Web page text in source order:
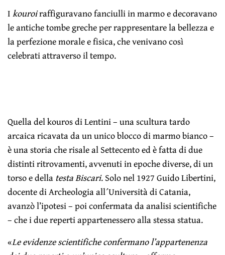
Ikouroiraffiguravano fanciulli in marmo e decoravano
le antiche tombe greche per rappresentare la bellezza e
la perfezione morale e fisica, che venivano così
celebrati attraverso il tempo.
Quella del kouros di Lentini – una scultura tardo
arcaica ricavata da un unico blocco di marmo bianco –
è una storia che risale al Settecento ed è fatta di due
distinti ritrovamenti, avvenuti in epoche diverse, di un
torso e dellatesta Biscari. Solo nel 1927 Guido Libertini,
docente di Archeologia all´Università di Catania,
avanzò l’ipotesi – poi confermata da analisi scientifiche
– che i due reperti appartenessero alla stessa statua.
«Le evidenze scientifiche confermano l’appartenenza